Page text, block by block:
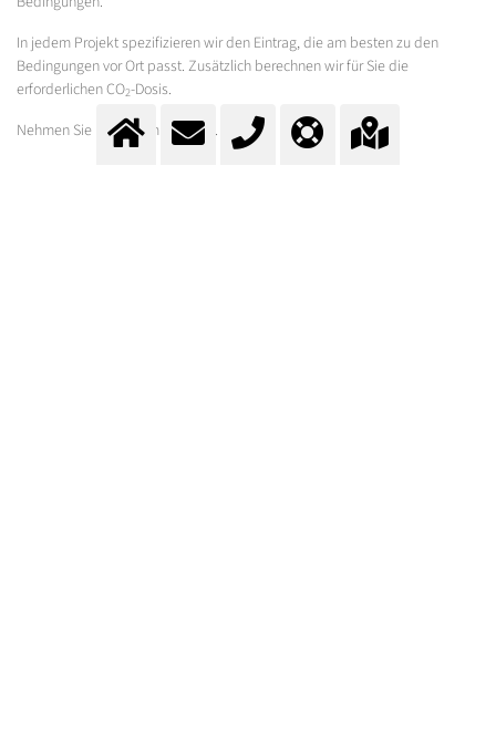
In jedem Projekt spezifizieren wir den Eintrag, die am besten zu den
Bedingungen vor Ort passt. Zusätzlich berechnen wir für Sie die
erforderlichen CO2-Dosis.
Nehmen Sie Kontakt mit uns auf.